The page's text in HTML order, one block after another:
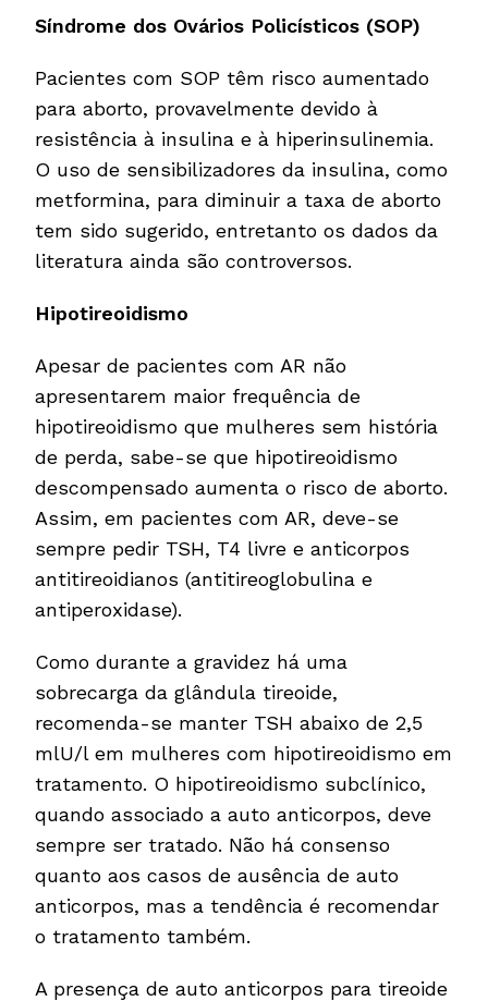
Síndrome dos Ovários Policísticos (SOP)
Pacientes com SOP têm risco aumentado
para aborto, provavelmente devido à
resistência à insulina e à hiperinsulinemia.
O uso de sensibilizadores da insulina, como
metformina, para diminuir a taxa de aborto
tem sido sugerido, entretanto os dados da
literatura ainda são controversos.
Hipotireoidismo
Apesar de pacientes com AR não
apresentarem maior frequência de
hipotireoidismo que mulheres sem história
de perda, sabe-se que hipotireoidismo
descompensado aumenta o risco de aborto.
Assim, em pacientes com AR, deve-se
sempre pedir TSH, T4 livre e anticorpos
antitireoidianos (antitireoglobulina e
antiperoxidase).
Como durante a gravidez há uma
sobrecarga da glândula tireoide,
recomenda-se manter TSH abaixo de 2,5
mlU/l em mulheres com hipotireoidismo em
tratamento. O hipotireoidismo subclínico,
quando associado a auto anticorpos, deve
sempre ser tratado. Não há consenso
quanto aos casos de ausência de auto
anticorpos, mas a tendência é recomendar
o tratamento também.
A presença de auto anticorpos para tireoide